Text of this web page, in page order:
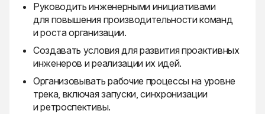
Руководить инженерными инициативами
для повышения производительности команд
и роста организации.
Создавать условия для развития проактивных
инженеров и реализации их идей.
Организовывать рабочие процессы на уровне
трека, включая запуски, синхронизации
и ретроспективы.